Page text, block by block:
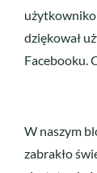
dziękował
Facebooku.
W naszym
zabrakło